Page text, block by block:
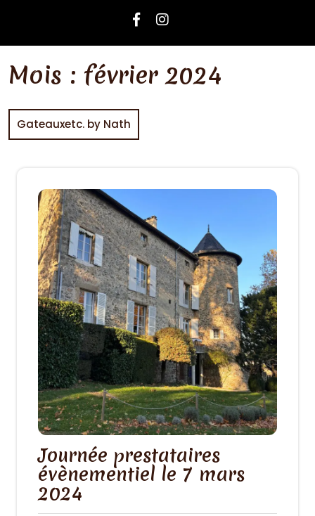
Mois : février 2024
Gateauxetc. by Nath
Journée prestataires
évènementiel le 7 mars
2024